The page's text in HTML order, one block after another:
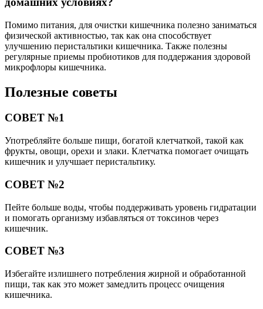
Помимо питания, для очистки кишечника полезно заниматься
физической активностью, так как она способствует
улучшению перистальтики кишечника. Также полезны
регулярные приемы пробиотиков для поддержания здоровой
микрофлоры кишечника.
Полезные советы
СОВЕТ №1
Употребляйте больше пищи, богатой клетчаткой, такой как
фрукты, овощи, орехи и злаки. Клетчатка помогает очищать
кишечник и улучшает перистальтику.
СОВЕТ №2
Пейте больше воды, чтобы поддерживать уровень гидратации
и помогать организму избавляться от токсинов через
кишечник.
СОВЕТ №3
Избегайте излишнего потребления жирной и обработанной
пищи, так как это может замедлить процесс очищения
кишечника.